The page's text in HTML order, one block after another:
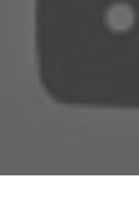
automação em cálculo
otimizadas conforme o